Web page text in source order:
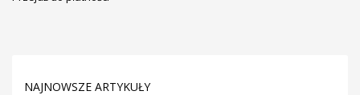
NAJNOWSZE ARTYKUŁY